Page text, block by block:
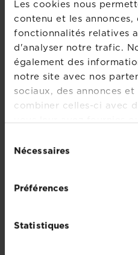
Les cookies nous
contenu et les
fonctionnalités relatives
d'analyser notre trafic.
également des
notre site avec nos
sociaux, des annonces
combiner celles-ci avec
vous leur avez fournies
duNécessaires
Préférences
Statistiques
+32 (0)9 210 30 10
de 08h jusqu'à 17h
Posez-
9160 Lokeren